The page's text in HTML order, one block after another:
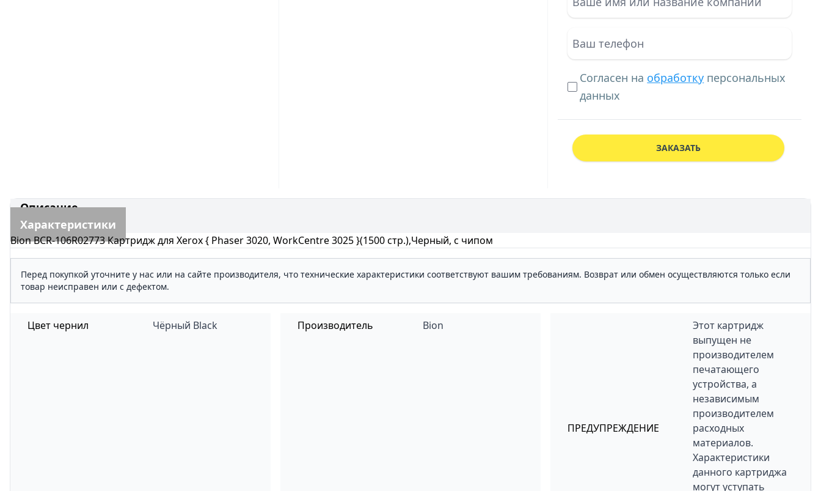
Согласен на обработку персональных
данных
ЗАКАЗАТЬ
Описание
Характеристики
Bion BCR-106R02773 Картридж для Xerox { Phaser 3020, WorkCentre 3025 }(1500 стр.),Черный, с чипом
Перед покупкой уточните у нас или на сайте производителя, что технические характеристики соответствуют вашим требованиям. Возврат или обмен осуществляются только если
товар неисправен или с дефектом.
Цвет чернил Чёрный Black Производитель Bion
ПРЕДУПРЕЖДЕНИЕ
Этот картридж
выпущен не
производителем
печатающего
устройства, а
независимым
производителем
расходных
материалов.
Характеристики
данного картриджа
могут уступать